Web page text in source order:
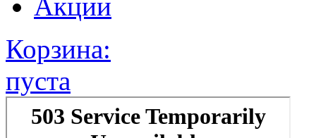
Корзина:
пуста